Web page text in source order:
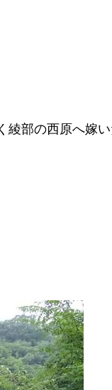
部の西原へ嫁